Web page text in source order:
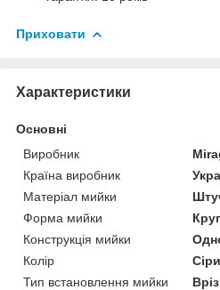
Приховати
Характеристики
Основні
Виробник
Країна виробник
Матеріал мийки
Форма мийки
Конструкція мийки
Колір
Тип встановлення мийки